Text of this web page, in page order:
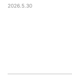
2026.5.30